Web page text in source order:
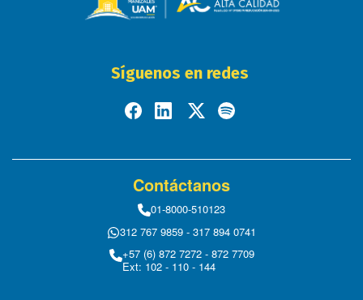
Síguenos en redes
Contáctanos
01-8000-510123
312 767 9859 - 317 894 0741
+57 (6) 872 7272 - 872 7709
Ext: 102 - 110 - 144